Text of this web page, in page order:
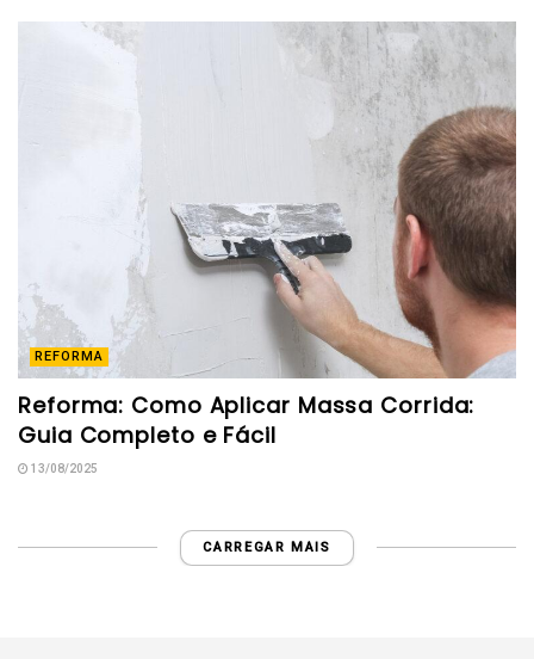
REFORMA
Reforma: Como Aplicar Massa Corrida:
Guia Completo e Fácil
13/08/2025
CARREGAR MAIS